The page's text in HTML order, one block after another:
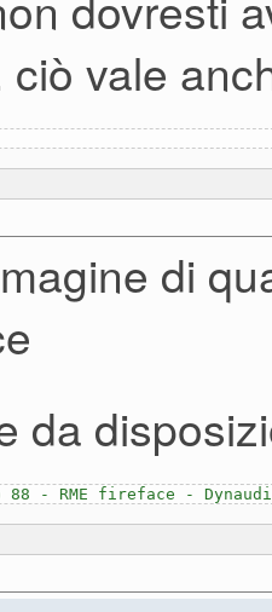
vale
di
da
88 - RME fireface -